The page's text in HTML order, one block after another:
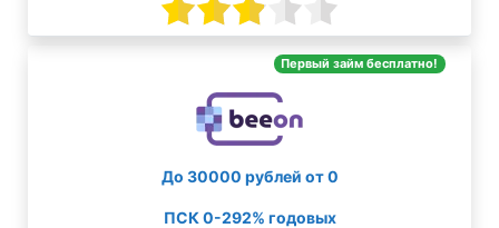
Первый займ бесплатно!
До 30000 рублей от 0
ПСК 0-292% годовых